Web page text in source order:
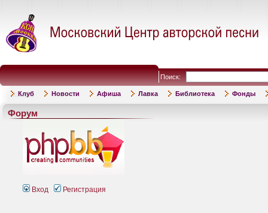
Поиск:
Клуб Новости Афиша Лавка Библиотека Фонды
Форум
Вход Регистрация